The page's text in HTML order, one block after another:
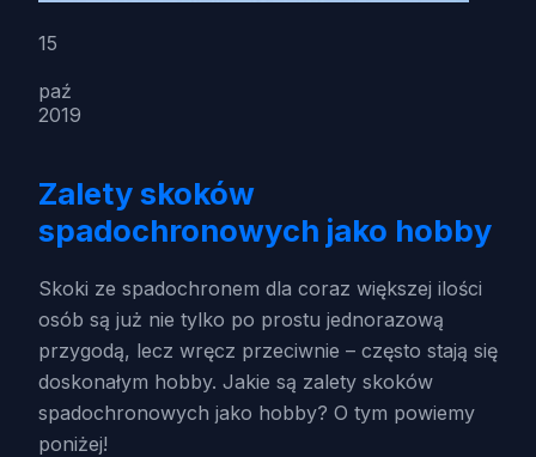
15
paź
2019
Zalety skoków
spadochronowych jako hobby
Skoki ze spadochronem dla coraz większej ilości
osób są już nie tylko po prostu jednorazową
przygodą, lecz wręcz przeciwnie – często stają się
doskonałym hobby. Jakie są zalety skoków
spadochronowych jako hobby? O tym powiemy
poniżej!